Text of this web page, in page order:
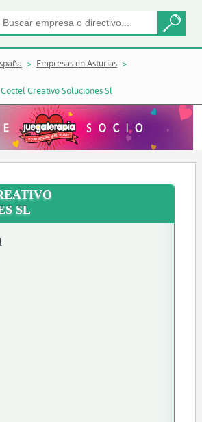
Empresas en Asturias
Creativo Soluciones Sl
SL